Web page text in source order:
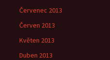
Červenec 2013
Červen 2013
Květen 2013
Duben 2013